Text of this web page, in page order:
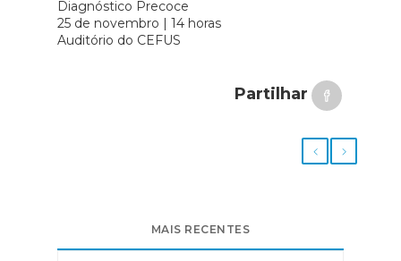
Diagnóstico Precoce
25 de novembro | 14 horas
Auditório do CEFUS
Partilhar
MAIS RECENTES